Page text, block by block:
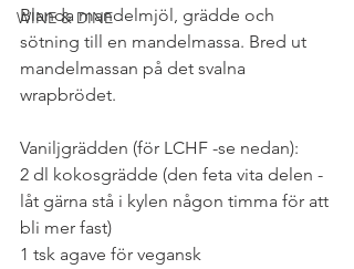
WINE & DINE
Blanda mandelmjöl, grädde och
sötning till en mandelmassa. Bred ut
mandelmassan på det svalna
wrapbrödet.
Vaniljgrädden (för LCHF -se nedan):
2 dl kokosgrädde (den feta vita delen -
låt gärna stå i kylen någon timma för att
bli mer fast)
1 tsk agave för vegansk